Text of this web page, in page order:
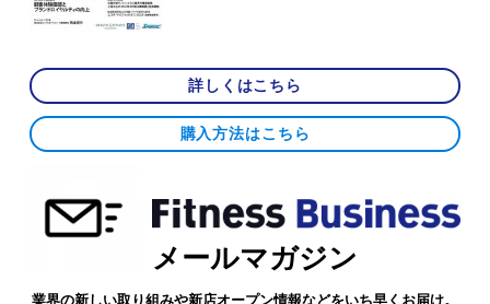
詳しくはこちら
購入方法はこちら
メールマガジン
業界の新しい取り組みや新店オープン情報などをいち早くお届け。